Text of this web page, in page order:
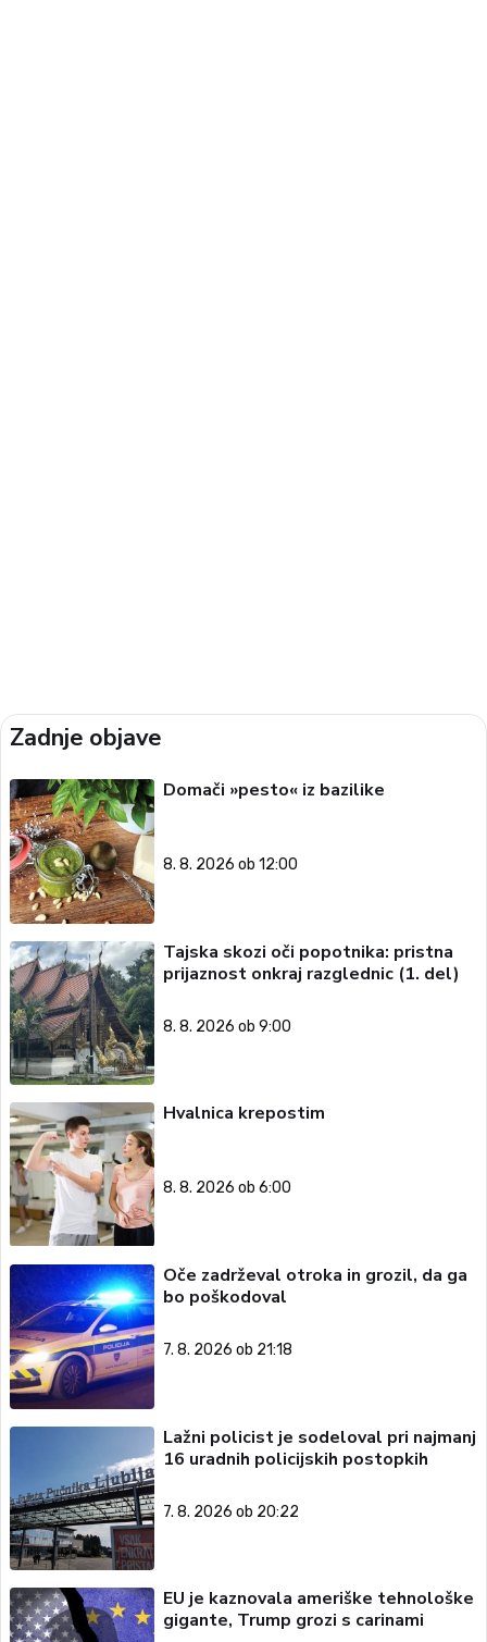
Zadnje objave
Domači »pesto« iz bazilike
8. 8. 2026 ob 12:00
Tajska skozi oči popotnika: pristna
prijaznost onkraj razglednic (1. del)
8. 8. 2026 ob 9:00
Hvalnica krepostim
8. 8. 2026 ob 6:00
Oče zadrževal otroka in grozil, da ga
bo poškodoval
7. 8. 2026 ob 21:18
Lažni policist je sodeloval pri najmanj
16 uradnih policijskih postopkih
7. 8. 2026 ob 20:22
EU je kaznovala ameriške tehnološke
gigante, Trump grozi s carinami